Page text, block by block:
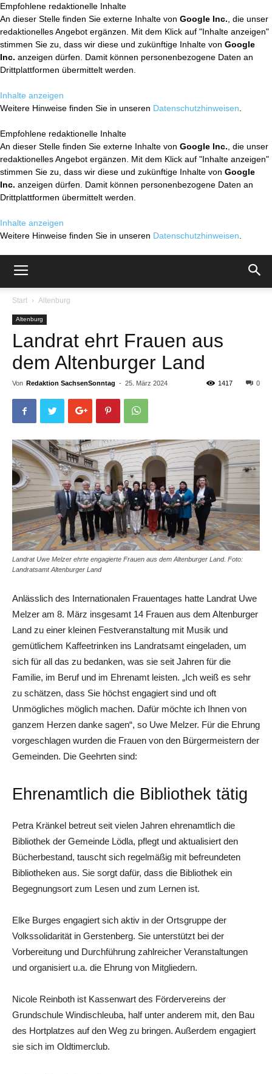
Empfohlene redaktionelle Inhalte
An dieser Stelle finden Sie externe Inhalte von Google Inc. , die unser
redaktionelles Angebot ergänzen. Mit dem Klick auf "Inhalte anzeigen"
stimmen Sie zu, dass wir diese und zukünftige Inhalte von Google
Inc. anzeigen dürfen. Damit können personenbezogene Daten an
Drittplattformen übermittelt werden.
Inhalte anzeigen
Weitere Hinweise finden Sie in unseren Datenschutzhinweisen
Empfohlene redaktionelle Inhalte
An dieser Stelle finden Sie externe Inhalte von Google Inc. , die unser
redaktionelles Angebot ergänzen. Mit dem Klick auf "Inhalte anzeigen"
stimmen Sie zu, dass wir diese und zukünftige Inhalte von Google
Inc. anzeigen dürfen. Damit können personenbezogene Daten an
Drittplattformen übermittelt werden.
Inhalte anzeigen
Weitere Hinweise finden Sie in unseren Datenschutzhinweisen
Start Altenburg
Altenburg
Landrat ehrt Frauen aus
dem Altenburger Land
Von Redaktion SachsenSonntag - 25. März 2024 0
1417
Landrat Uwe Melzer ehrte engagierte Frauen aus dem Altenburger Land. Foto:
Landratsamt Altenburger Land
Anlässlich des Internationalen Frauentages hatte Landrat Uwe
Melzer am 8. März insgesamt 14 Frauen aus dem Altenburger
Land zu einer kleinen Festveranstaltung mit Musik und
gemütlichem Kaffeetrinken ins Landratsamt eingeladen, um
sich für all das zu bedanken, was sie seit Jahren für die
Familie, im Beruf und im Ehrenamt leisten. „Ich weiß es sehr
zu schätzen, dass Sie höchst engagiert sind und oft
Unmögliches möglich machen. Dafür möchte ich Ihnen von
ganzem Herzen danke sagen“, so Uwe Melzer. Für die Ehrung
vorgeschlagen wurden die Frauen von den Bürgermeistern der
Gemeinden. Die Geehrten sind:
Ehrenamtlich die Bibliothek tätig
Petra Kränkel betreut seit vielen Jahren ehrenamtlich die
Bibliothek der Gemeinde Lödla, pflegt und aktualisiert den
Bücherbestand, tauscht sich regelmäßig mit befreundeten
Bibliotheken aus. Sie sorgt dafür, dass die Bibliothek ein
Begegnungsort zum Lesen und zum Lernen ist.
Elke Burges engagiert sich aktiv in der Ortsgruppe der
Volkssolidarität in Gerstenberg. Sie unterstützt bei der
Vorbereitung und Durchführung zahlreicher Veranstaltungen
und organisiert u.a. die Ehrung von Mitgliedern.
Nicole Reinboth ist Kassenwart des Fördervereins der
Grundschule Windischleuba, half unter anderem mit, den Bau
des Hortplatzes auf den Weg zu bringen. Außerdem engagiert
sie sich im Oldtimerclub.